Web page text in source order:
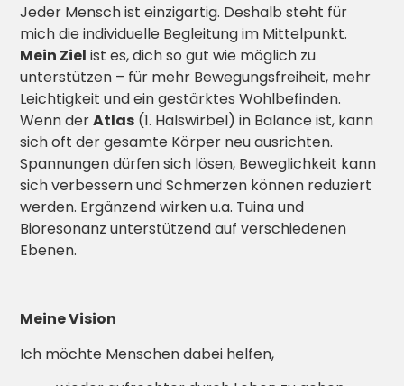
Jeder Mensch ist einzigartig. Deshalb steht für
mich die individuelle Begleitung im Mittelpunkt.
Mein Ziel ist es, dich so gut wie möglich zu
unterstützen – für mehr Bewegungsfreiheit, mehr
Leichtigkeit und ein gestärktes Wohlbefinden.
Wenn derAtlas (1. Halswirbel) in Balance ist, kann
sich oft der gesamte Körper neu ausrichten.
Spannungen dürfen sich lösen, Beweglichkeit kann
sich verbessern und Schmerzen können reduziert
werden. Ergänzend wirken u.a. Tuina und
Bioresonanz unterstützend auf verschiedenen
Ebenen.
Meine Vision
Ich möchte Menschen dabei helfen,